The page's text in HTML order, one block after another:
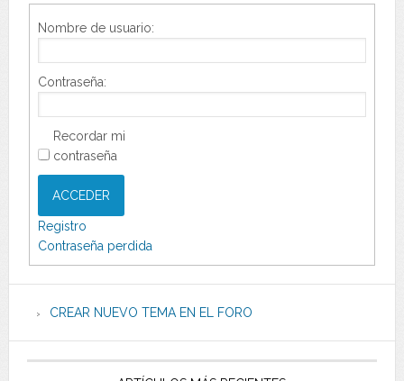
Nombre de usuario:
Contraseña:
Recordar mi
contraseña
ACCEDER
Registro
Contraseña perdida
CREAR NUEVO TEMA EN EL FORO